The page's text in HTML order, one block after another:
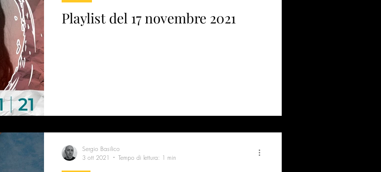
Playlist del 17 novembre 2021
Sergio Basilico
3 ott 2021
Tempo di lettura: 1 min